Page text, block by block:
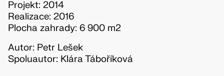
Projekt: 2014
Realizace: 2016
Plocha zahrady: 6 900 m2
Autor: Petr Lešek
Spoluautor: Klára Táboříková